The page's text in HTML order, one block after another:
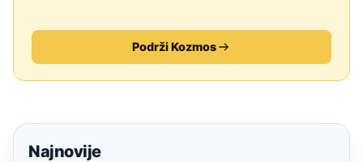
Podrži Kozmos
Najnovije